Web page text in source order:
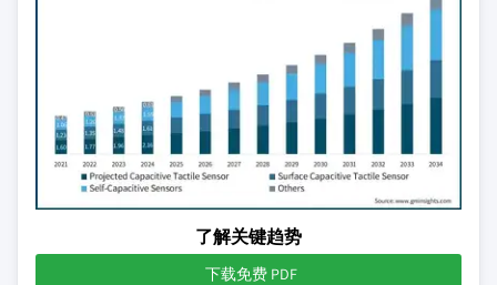
了解关键趋势
下载免费 PDF